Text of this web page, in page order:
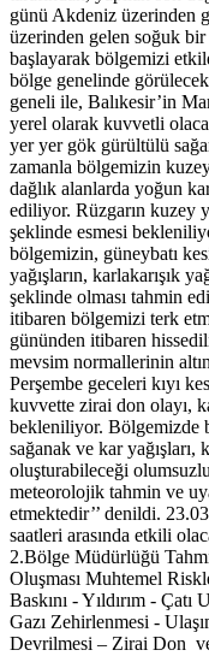
günü Akdeniz üzerinden
üzerinden gelen soğuk
başlayarak bölgemizi
bölge genelinde
geneli ile, Balıkesir’in
yerel olarak kuvvetli
yer yer gök gürültülü
zamanla bölgemizin
dağlık alanlarda yoğun
ediliyor. Rüzgarın kuzey
şeklinde esmesi
bölgemizin, güneybatı
yağışların, karlakarışık
şeklinde olması tahmin
itibaren bölgemizi terk
gününden itibaren
mevsim normallerinin
Perşembe geceleri kıyı
kuvvette zirai don olayı,
bekleniliyor. Bölgemizde
sağanak ve kar yağışları,
oluşturabileceği
meteorolojik tahmin ve
etmektedir’’ denildi.
saatleri arasında etkili
2.Bölge Müdürlüğü
Oluşması Muhtemel
Baskını - Yıldırım -
Gazı Zehirlenmesi -
Devrilmesi – Zirai Don